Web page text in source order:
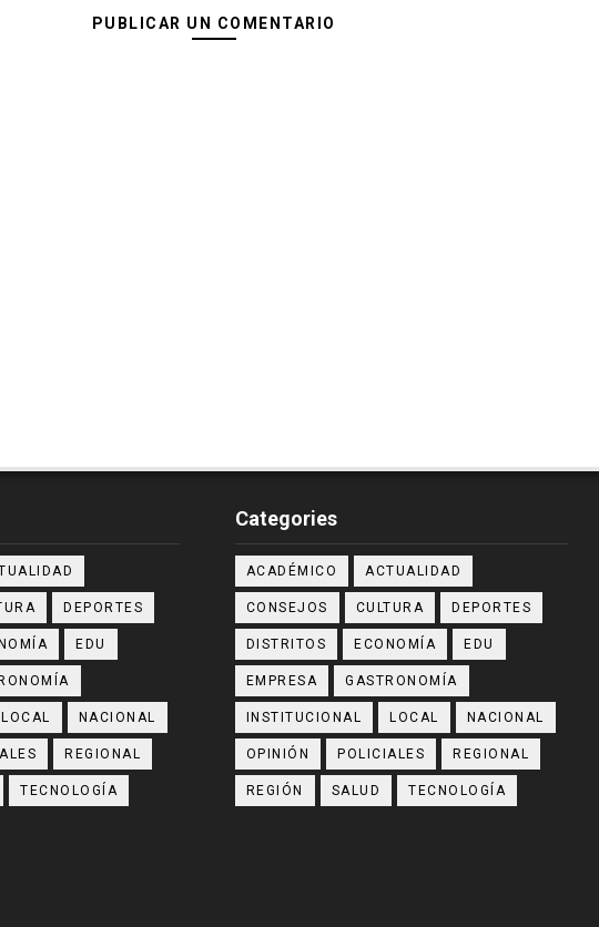
PUBLICAR UN COMENTARIO
DEPORTES
EDU
LOCAL NACIONAL
REGIONAL
TECNOLOGÍA
Categories
ACADÉMICO ACTUALIDAD
CONSEJOS CULTURA DEPORTES
DISTRITOS ECONOMÍA EDU
EMPRESA GASTRONOMÍA
INSTITUCIONAL LOCAL NACIONAL
OPINIÓN POLICIALES REGIONAL
REGIÓN SALUD TECNOLOGÍA